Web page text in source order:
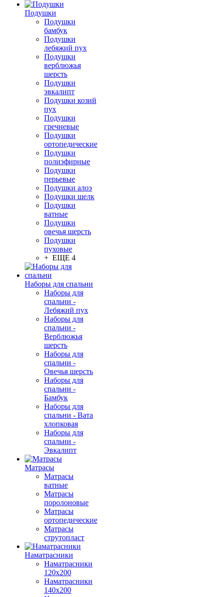
Подушки
Подушки
бамбук
Подушки
лебяжий пух
Подушки
верблюжья
шерсть
Подушки
эвкалипт
Подушки козий
пух
Подушки
гречневые
Подушки
ортопедические
Подушки
полиэфирные
Подушки
перьевые
Подушки алоэ
Подушки шелк
Подушки
ватные
Подушки
овечья шерсть
Подушки
пуховые
+ ЕЩЕ 4
Наборы для спальни
Наборы для
спальни -
Лебяжий пух
Наборы для
спальни -
Верблюжья
шерсть
Наборы для
спальни -
Овечья шерсть
Наборы для
спальни -
Бамбук
Наборы для
спальни - Вата
хлопковая
Наборы для
спальни -
Эвкалипт
Матрасы
Матрасы
ватные
Матрасы
поролоновые
Матрасы
ортопедические
Матрасы
струтопласт
Наматрасники
Наматрасники
120х200
Наматрасники
140х200